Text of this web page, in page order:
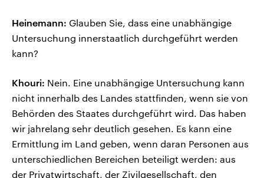
Heinemann: Glauben Sie, dass eine unabhängige
Untersuchung innerstaatlich durchgeführt werden
kann?
Khouri: Nein. Eine unabhängige Untersuchung kann
nicht innerhalb des Landes stattfinden, wenn sie von
Behörden des Staates durchgeführt wird. Das haben
wir jahrelang sehr deutlich gesehen. Es kann eine
Ermittlung im Land geben, wenn daran Personen aus
unterschiedlichen Bereichen beteiligt werden: aus
der Privatwirtschaft, der Zivilgesellschaft, den